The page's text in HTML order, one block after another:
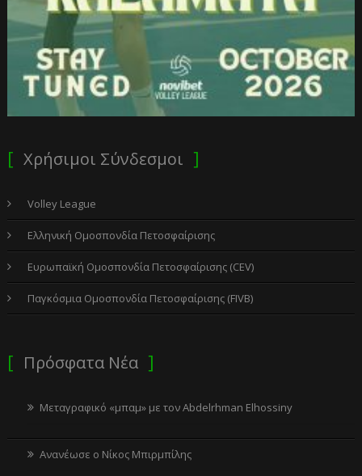
Χρήσιμοι Σύνδεσμοι
Volley League
Ελληνική Ομοσπονδία Πετοσφαίρισης
Ευρωπαϊκή Ομοσπονδία Πετοσφαίρισης (CEV)
Παγκόσμια Ομοσπονδία Πετοσφαίρισης (FIVB)
Πρόσφατα Νέα
Μεταγραφικό «μπαμ» με τον Abdelrhman Elhossiny
Ανανέωσε ο Νίκος Μπιρμπίλης